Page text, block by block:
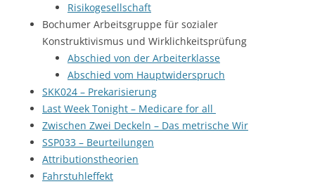
Risikogesellschaft
Bochumer Arbeitsgruppe für sozialer
Konstruktivismus und Wirklichkeitsprüfung
Abschied von der Arbeiterklasse
Abschied vom Hauptwiderspruch
SKK024 – Prekarisierung
Last Week Tonight – Medicare for all
Zwischen Zwei Deckeln – Das metrische Wir
SSP033 – Beurteilungen
Attributionstheorien
Fahrstuhleffekt